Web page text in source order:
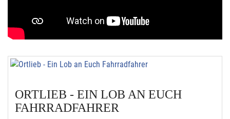
ORTLIEB - EIN LOB AN EUCH
FAHRRADFAHRER